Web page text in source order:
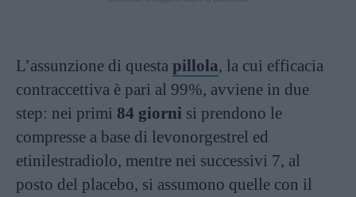
L’assunzione di questa pillola, la cui efficacia
contraccettiva è pari al 99%, avviene in due
step: nei primi 84 giorni si prendono le
compresse a base di levonorgestrel ed
etinilestradiolo, mentre nei successivi 7, al
posto del placebo, si assumono quelle con il